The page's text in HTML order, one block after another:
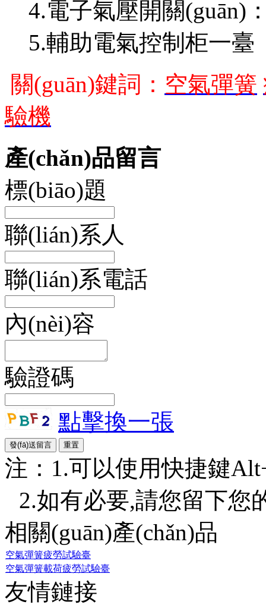
4.電子氣壓開關(guān)
5.輔助電氣控制柜一臺
關(guān)鍵詞 ： 空氣彈簧
驗機
產(chǎn)品留言
標(biāo)題
聯(lián)系人
聯(lián)系電話
內(nèi)容
驗證碼
點擊換一張
注：1.可以使用快捷鍵
2.如有必要,請您留下您
相關(guān)產(chǎn)品
空氣彈簧疲勞試驗臺
空氣彈簧載荷疲勞試驗臺
友情鏈接